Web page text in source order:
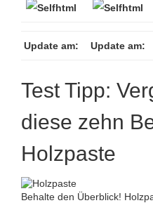
Update am: Update am:
Test Tipp:
diese zehn
Holzpaste
Behalte den Überblick!